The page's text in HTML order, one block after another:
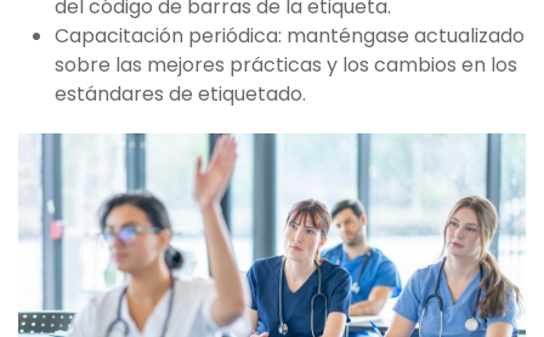
del código de barras de la etiqueta.
Capacitación periódica: manténgase actualizado
sobre las mejores prácticas y los cambios en los
estándares de etiquetado.